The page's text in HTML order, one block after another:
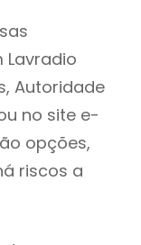
Lavradio
Autoridade
no site e-
opções,
riscos a